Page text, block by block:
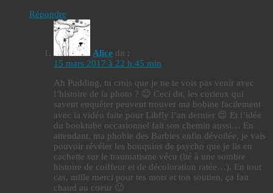
Répondre
Alice dit :
15 mars 2017 à 22 h 45 min
Ah Pudding, tu crois que je ne te vois pas venir avec
l’histoire de la photo ? 😉 Ceci dit, les curieux qui
savent enquêter peuvent trouver ma bobine facilement
avec la vidéo faite pour Libfly l’an dernier 😉 Et l’idée
du booktube occasionnel fait son chemin aussi… En
attendant, ma phobie des Barbies enfin dévoilée, je vais
pouvoir révéler les bouquins de psycho que je lis en
cachette sur le traumatisme vécu (lié à une sombre
histoire de coiffeur et de décoloration ratée…). En tout
cas, mille merci pour tes mots et ton soutien, ça fait
chaud au coeur 🙂